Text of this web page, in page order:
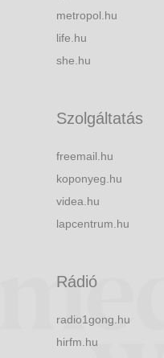
metropol.hu
life.hu
she.hu
Szolgáltatás
freemail.hu
koponyeg.hu
videa.hu
lapcentrum.hu
Rádió
radio1gong.hu
hirfm.hu